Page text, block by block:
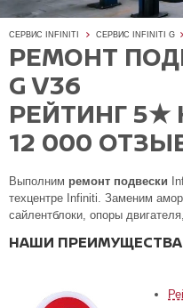
СЕРВИС INFINITI СЕРВИС INFINITI G
РЕМОНТ
G V36
РЕЙТИНГ 5★
12 000
Выполним ремонт подвески
техцентре Infiniti. Заменим
сайлентблоки, опоры
НАШИ ПРЕИМУЩЕСТВА